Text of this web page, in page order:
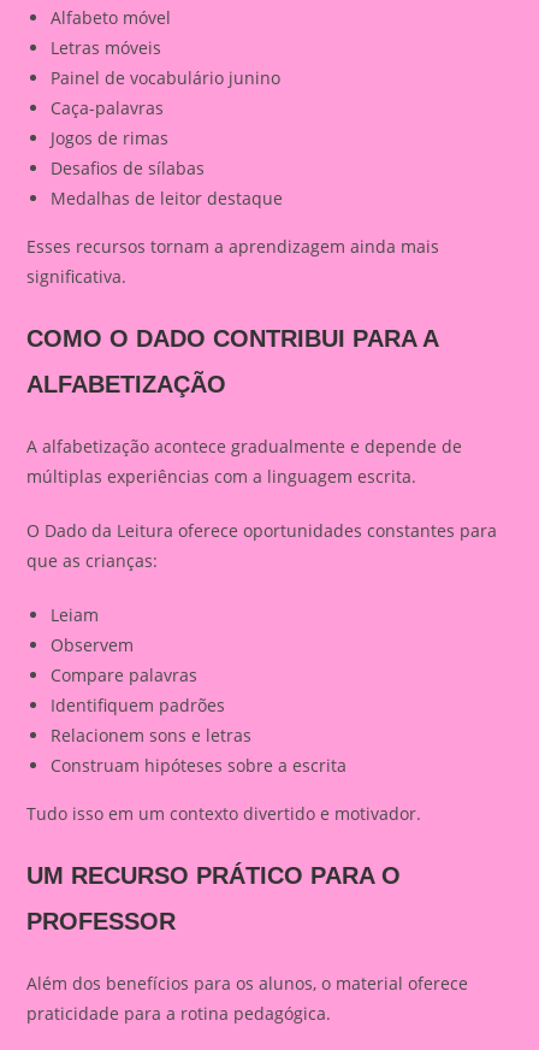
Alfabeto móvel
Letras móveis
Painel de vocabulário junino
Caça-palavras
Jogos de rimas
Desafios de sílabas
Medalhas de leitor destaque
Esses recursos tornam a aprendizagem ainda mais
significativa.
COMO O DADO CONTRIBUI PARA A
ALFABETIZAÇÃO
A alfabetização acontece gradualmente e depende de
múltiplas experiências com a linguagem escrita.
O Dado da Leitura oferece oportunidades constantes para
que as crianças:
Leiam
Observem
Compare palavras
Identifiquem padrões
Relacionem sons e letras
Construam hipóteses sobre a escrita
Tudo isso em um contexto divertido e motivador.
UM RECURSO PRÁTICO PARA O
PROFESSOR
Além dos benefícios para os alunos, o material oferece
praticidade para a rotina pedagógica.